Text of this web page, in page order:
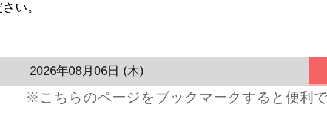
い。
2026年08月06日 (木)
※こちらのページをブックマークすると便利で